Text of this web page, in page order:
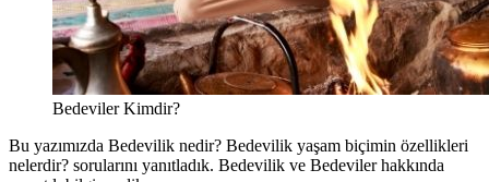
Bedeviler Kimdir?
Bu yazımızda Bedevilik nedir? Bedevilik yaşam biçimin özellikleri
nelerdir? sorularını yanıtladık. Bedevilik ve Bedeviler hakkında